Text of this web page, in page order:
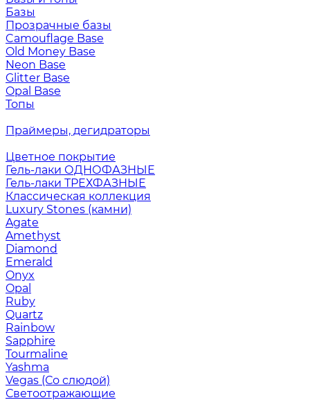
Базы
Прозрачные базы
Camouflage Base
Old Money Base
Neon Base
Glitter Base
Opal Base
Топы
Праймеры, дегидраторы
Цветное покрытие
Гель-лаки ОДНОФАЗНЫЕ
Гель-лаки ТРЕХФАЗНЫЕ
Классическая коллекция
Luxury Stones (камни)
Agate
Amethyst
Diamond
Emerald
Onyx
Opal
Ruby
Quartz
Rainbow
Sapphire
Tourmaline
Yashma
Vegas (Со слюдой)
Светоотражающие